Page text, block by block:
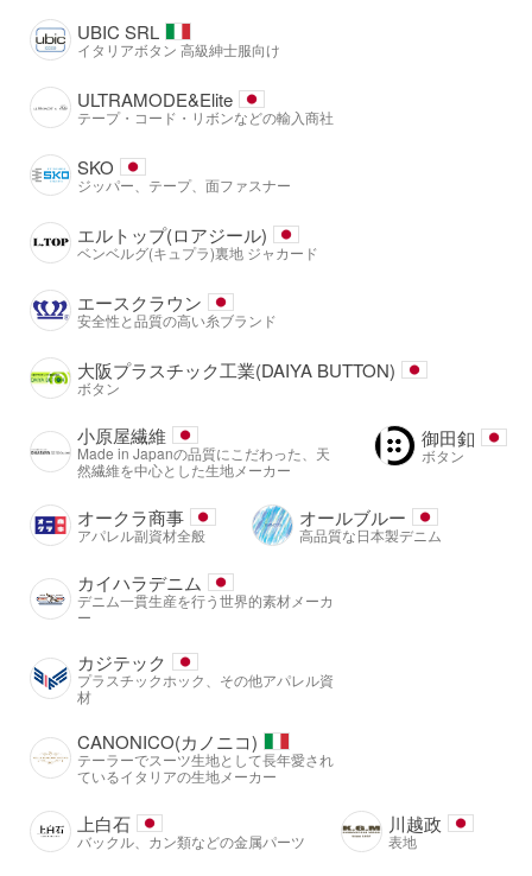
UBIC SRL
イタリアボタン 高級紳士服向け
ULTRAMODE&Elite
テープ・コード・リボンなどの輸入商社
SKO
ジッパー、テープ、面ファスナー
エルトップ(ロアジール)
ベンベルグ(キュプラ)裏地 ジャカード
エースクラウン
安全性と品質の高い糸ブランド
大阪プラスチック工業(DAIYA BUTTON)
ボタン
小原屋繊維
Made in Japanの品質にこだわった、天
然繊維を中心とした生地メーカー
御田釦
ボタン
オークラ商事
アパレル副資材全般
オールブルー
高品質な日本製デニム
カイハラデニム
デニム一貫生産を行う世界的素材メーカ
ー
カジテック
プラスチックホック、その他アパレル資
材
CANONICO(カノニコ)
テーラーでスーツ生地として長年愛され
ているイタリアの生地メーカー
上白石
バックル、カン類などの金属パーツ
川越政
表地